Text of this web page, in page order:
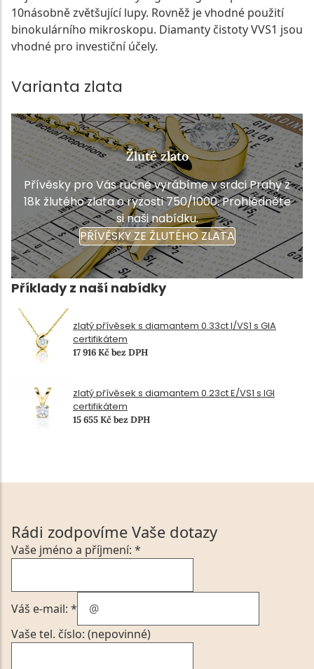
10násobně zvětšující lupy. Rovněž je vhodné použití
binokulárního mikroskopu. Diamanty čistoty VVS1 jsou
vhodné pro investiční účely.
Varianta zlata
Žluté zlato
Přívěsky pro Vás ručně vyrábíme v srdci Prahy z
18k žlutého zlata o ryzosti 750/1000. Prohlédněte
si naši nabídku.
PŘÍVĚSKY ZE ŽLUTÉHO ZLATA
Příklady z naší nabídky
zlatý přívěsek s diamantem 0.33ct I/VS1 s GIA
certifikátem
17 916 Kč bez DPH
zlatý přívěsek s diamantem 0.23ct E/VS1 s IGI
certifikátem
15 655 Kč bez DPH
Rádi zodpovíme Vaše dotazy
Vaše jméno a příjmení: *
Váš e-mail: *
Vaše tel. číslo: (nepovinné)